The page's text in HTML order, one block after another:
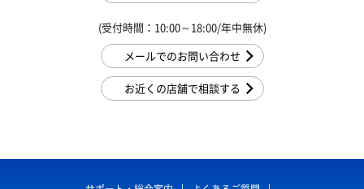
(受付時間：10:00～18:00/年中無休)
メールでのお問い合わせ
お近くの店舗で相談する